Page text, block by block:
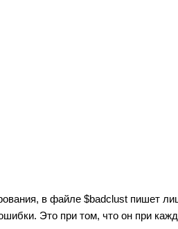
в файле $badclust пишет
Это при том, что он при